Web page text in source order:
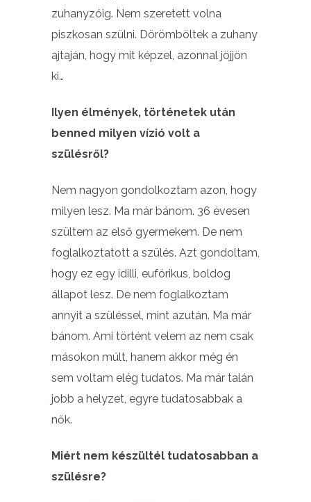
zuhanyzóig. Nem szeretett volna
piszkosan szülni. Dörömböltek a zuhany
ajtaján, hogy mit képzel, azonnal jöjjön
ki…
Ilyen élmények, történetek után
benned milyen vízió volt a
szülésről?
Nem nagyon gondolkoztam azon, hogy
milyen lesz. Ma már bánom. 36 évesen
szültem az első gyermekem. De nem
foglalkoztatott a szülés. Azt gondoltam,
hogy ez egy idilli, eufórikus, boldog
állapot lesz. De nem foglalkoztam
annyit a szüléssel, mint azután. Ma már
bánom. Ami történt velem az nem csak
másokon múlt, hanem akkor még én
sem voltam elég tudatos. Ma már talán
jobb a helyzet, egyre tudatosabbak a
nők.
Miért nem készültél tudatosabban a
szülésre?